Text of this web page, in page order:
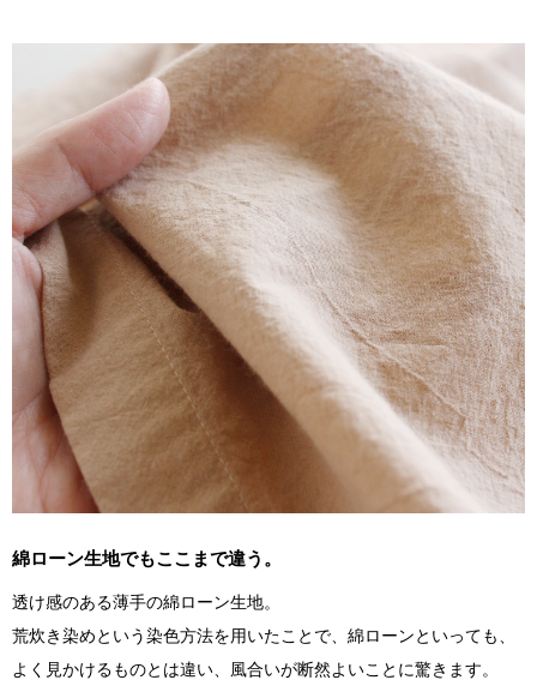
綿ローン生地でもここまで違う。
透け感のある薄手の綿ローン生地。
荒炊き染めという染色方法を用いたことで、綿ローンといっても、
よく見かけるものとは違い、風合いが断然よいことに驚きます。